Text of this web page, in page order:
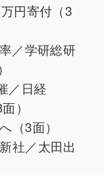
円寄付（3
／学研総研
／日経
）
（3面）
社／太田出